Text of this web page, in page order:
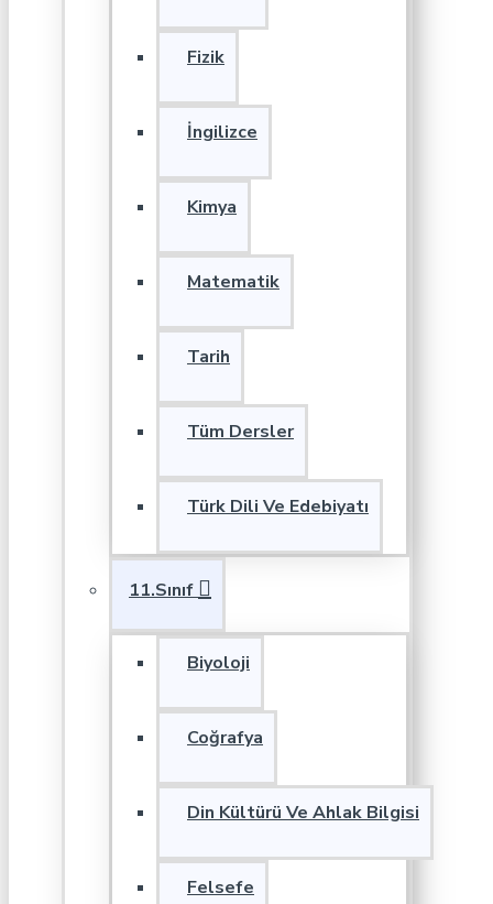
Fizik
İngilizce
Kimya
Matematik
Tarih
Tüm Dersler
Türk Dili Ve Edebiyatı
11.Sınıf
Biyoloji
Coğrafya
Din Kültürü Ve Ahlak Bilgisi
Felsefe